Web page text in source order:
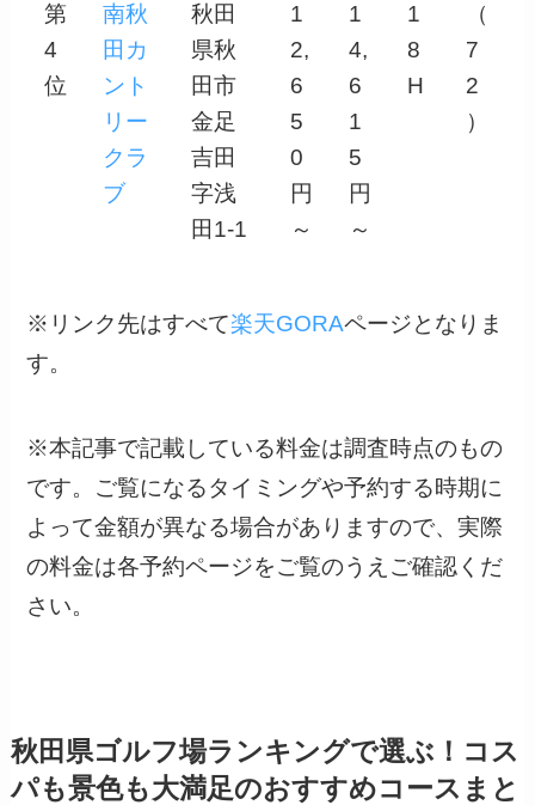
第
4
位
南秋
田カ
ント
リー
クラ
ブ
秋田
県秋
田市
金足
吉田
字浅
田1-1
1
2,
6
5
0
円
～
1
4,
6
1
5
円
～
1
8
H
（
7
2
）
※リンク先はすべて楽天GORAページとなりま
す。
※本記事で記載している料金は調査時点のもの
です。ご覧になるタイミングや予約する時期に
よって金額が異なる場合がありますので、実際
の料金は各予約ページをご覧のうえご確認くだ
さい。
秋田県ゴルフ場ランキングで選ぶ！コス
パも景色も大満足のおすすめコースまと